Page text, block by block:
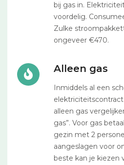
bij gas in.
voordelig.
Zulke
ongeveer €470.
Alleen gas
Inmiddels al een
alleen gas
gas”. Voor gas
gezin met 2
aangeslagen voor
beste kan je kiezen